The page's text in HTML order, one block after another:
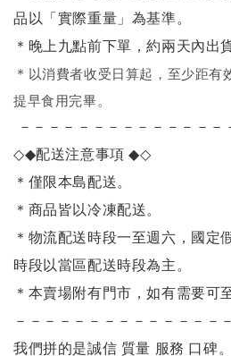
品以「實際重量」為基準。
＊晚上九點前下單，約兩天內出
＊ 以消費者收受日算起，至少距有
提早食用完畢。
－－－－－－－－－－－－－－
◇◆配送注意事項◆◇
＊僅限本島配送。
＊商品皆以冷凍配送。
＊物流配送時段一至週六，國定
時段以當區配送時段為主。
＊本賣場附有門市，如有需要可
－－－－－－－－－－－－－－
我們拼的是誠信 質量 服務 口碑。